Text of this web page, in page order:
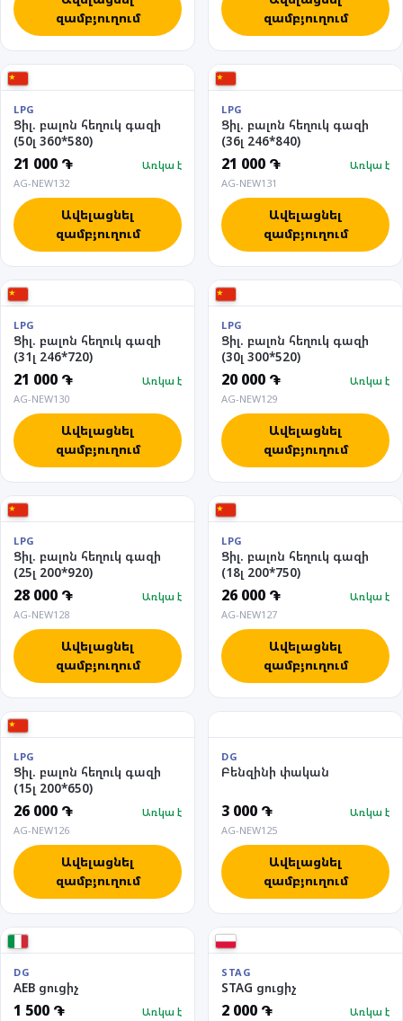
զամբյուղում
զամբյուղում
LPG
Ցիլ. բալոն հեղուկ գազի
(50լ 360*580)
21 000 ֏
Առկա է
AG-NEW132
Ավելացնել
զամբյուղում
LPG
Ցիլ. բալոն հեղուկ գազի
(36լ 246*840)
21 000 ֏
Առկա է
AG-NEW131
Ավելացնել
զամբյուղում
LPG
Ցիլ. բալոն հեղուկ գազի
(31լ 246*720)
21 000 ֏
Առկա է
AG-NEW130
Ավելացնել
զամբյուղում
LPG
Ցիլ. բալոն հեղուկ գազի
(30լ 300*520)
20 000 ֏
Առկա է
AG-NEW129
Ավելացնել
զամբյուղում
LPG
Ցիլ. բալոն հեղուկ գազի
(25լ 200*920)
28 000 ֏
Առկա է
AG-NEW128
Ավելացնել
զամբյուղում
LPG
Ցիլ. բալոն հեղուկ գազի
(18լ 200*750)
26 000 ֏
Առկա է
AG-NEW127
Ավելացնել
զամբյուղում
LPG
Ցիլ. բալոն հեղուկ գազի
(15լ 200*650)
26 000 ֏
Առկա է
AG-NEW126
Ավելացնել
զամբյուղում
DG
Բենզինի փական
3 000 ֏
Առկա է
AG-NEW125
Ավելացնել
զամբյուղում
DG
AEB ցուցիչ
1 500 ֏
Առկա է
STAG
STAG ցուցիչ
2 000 ֏
Առկա է